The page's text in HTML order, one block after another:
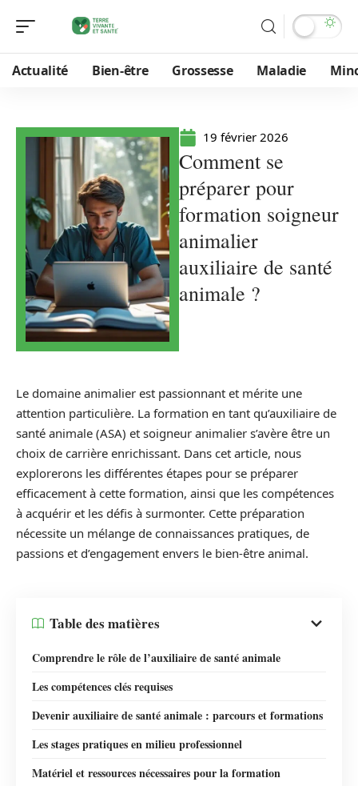
Actualité Bien-être Grossesse Maladie
19 février 2026
Comment se
préparer pour
formation soigneur
animalier
auxiliaire de santé
animale ?
Le domaine animalier est passionnant et mérite une
attention particulière. La formation en tant qu’auxiliaire de
santé animale (ASA) et soigneur animalier s’avère être un
choix de carrière enrichissant. Dans cet article, nous
explorerons les différentes étapes pour se préparer
efficacement à cette formation, ainsi que les compétences
à acquérir et les défis à surmonter. Cette préparation
nécessite un mélange de connaissances pratiques, de
passions et d’engagement envers le bien-être animal.
Table des matières
Comprendre le rôle de l’auxiliaire de santé animale
Les compétences clés requises
Devenir auxiliaire de santé animale : parcours et formations
Les stages pratiques en milieu professionnel
Matériel et ressources nécessaires pour la formation